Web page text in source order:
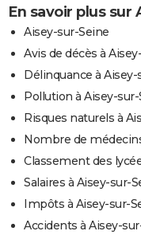
En savoir plus sur
Aisey-sur-Seine
Avis de décès à
Délinquance à Aisey-
Pollution à Aisey-sur-
Risques naturels à
Nombre de
Classement des
Salaires à Aisey-sur-
Impôts à Aisey-sur-
Accidents à Aisey-